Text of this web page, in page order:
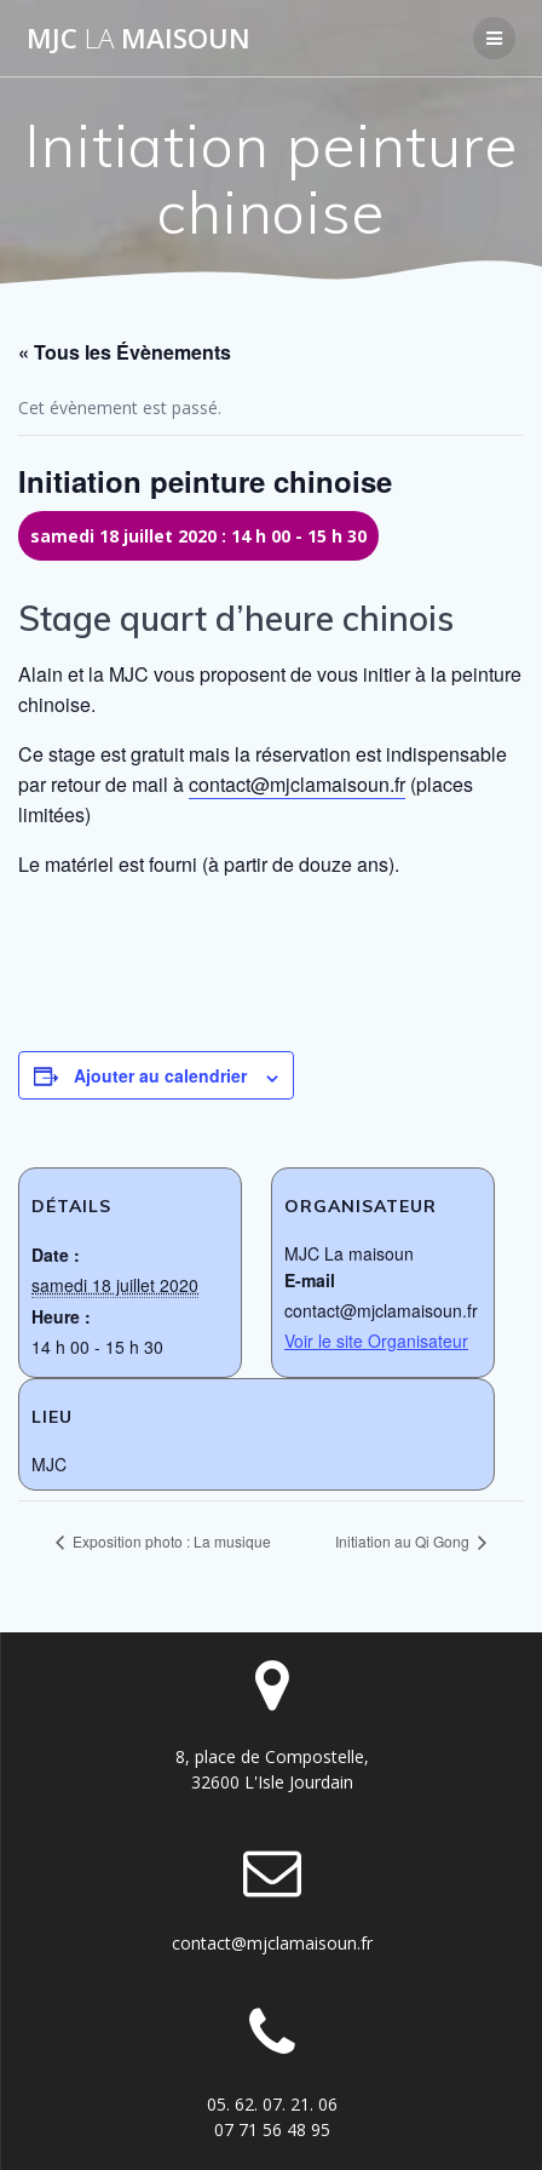
MJC LA MAISOUN
Initiation peinture
chinoise
« Tous les Évènements
Cet évènement est passé.
Initiation peinture chinoise
samedi 18 juillet 2020 : 14 h 00 - 15 h 30
Stage quart d’heure chinois
Alain et la MJC vous proposent de vous initier à la peinture
chinoise.
Ce stage est gratuit mais la réservation est indispensable
par retour de mail àcontact@mjclamaisoun.fr(places
limitées)
Le matériel est fourni (à partir de douze ans).
Ajouter au calendrier
DÉTAILS
Date :
samedi 18 juillet 2020
Heure :
14 h 00 - 15 h 30
LIEU
MJC
ORGANISATEUR
MJC La maisoun
E-mail
contact@mjclamaisoun.fr
Voir le site Organisateur
Exposition photo : La musique Initiation au Qi Gong
8, place de Compostelle,
32600 L'Isle Jourdain
contact@mjclamaisoun.fr
05. 62. 07. 21. 06
07 71 56 48 95